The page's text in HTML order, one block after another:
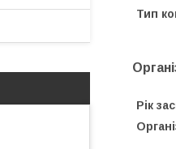
Тип
Рік